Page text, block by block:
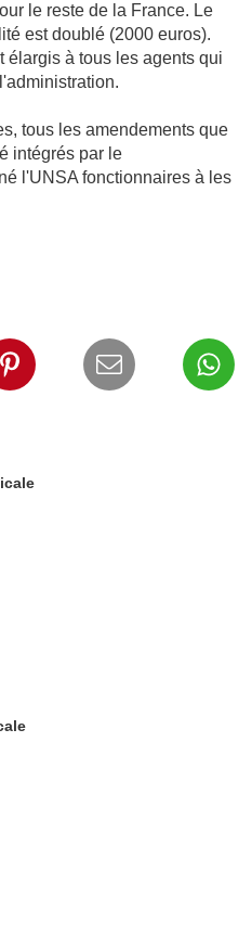
le reste de la France. Le
est doublé (2000 euros).
élargis à tous les agents qui
tous les amendements que
intégrés par le
l'UNSA fonctionnaires à les